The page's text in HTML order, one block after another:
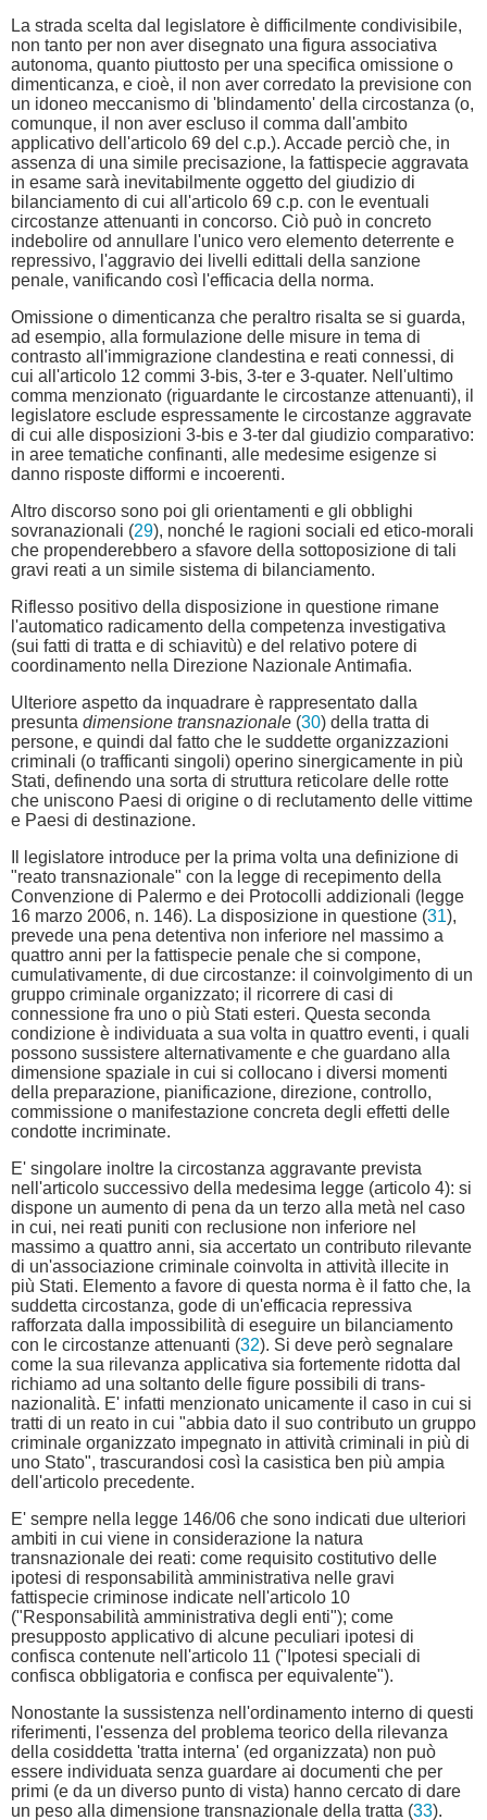
La strada scelta dal legislatore è difficilmente condivisibile,
non tanto per non aver disegnato una figura associativa
autonoma, quanto piuttosto per una specifica omissione o
dimenticanza, e cioè, il non aver corredato la previsione con
un idoneo meccanismo di 'blindamento' della circostanza (o,
comunque, il non aver escluso il comma dall'ambito
applicativo dell'articolo 69 del c.p.). Accade perciò che, in
assenza di una simile precisazione, la fattispecie aggravata
in esame sarà inevitabilmente oggetto del giudizio di
bilanciamento di cui all'articolo 69 c.p. con le eventuali
circostanze attenuanti in concorso. Ciò può in concreto
indebolire od annullare l'unico vero elemento deterrente e
repressivo, l'aggravio dei livelli edittali della sanzione
penale, vanificando così l'efficacia della norma.
Omissione o dimenticanza che peraltro risalta se si guarda,
ad esempio, alla formulazione delle misure in tema di
contrasto all'immigrazione clandestina e reati connessi, di
cui all'articolo 12 commi 3-bis, 3-ter e 3-quater. Nell'ultimo
comma menzionato (riguardante le circostanze attenuanti), il
legislatore esclude espressamente le circostanze aggravate
di cui alle disposizioni 3-bis e 3-ter dal giudizio comparativo:
in aree tematiche confinanti, alle medesime esigenze si
danno risposte difformi e incoerenti.
Altro discorso sono poi gli orientamenti e gli obblighi
sovranazionali (29), nonché le ragioni sociali ed etico-morali
che propenderebbero a sfavore della sottoposizione di tali
gravi reati a un simile sistema di bilanciamento.
Riflesso positivo della disposizione in questione rimane
l'automatico radicamento della competenza investigativa
(sui fatti di tratta e di schiavitù) e del relativo potere di
coordinamento nella Direzione Nazionale Antimafia.
Ulteriore aspetto da inquadrare è rappresentato dalla
presunta dimensione transnazionale (30) della tratta di
persone, e quindi dal fatto che le suddette organizzazioni
criminali (o trafficanti singoli) operino sinergicamente in più
Stati, definendo una sorta di struttura reticolare delle rotte
che uniscono Paesi di origine o di reclutamento delle vittime
e Paesi di destinazione.
Il legislatore introduce per la prima volta una definizione di
"reato transnazionale" con la legge di recepimento della
Convenzione di Palermo e dei Protocolli addizionali (legge
16 marzo 2006, n. 146). La disposizione in questione (31),
prevede una pena detentiva non inferiore nel massimo a
quattro anni per la fattispecie penale che si compone,
cumulativamente, di due circostanze: il coinvolgimento di un
gruppo criminale organizzato; il ricorrere di casi di
connessione fra uno o più Stati esteri. Questa seconda
condizione è individuata a sua volta in quattro eventi, i quali
possono sussistere alternativamente e che guardano alla
dimensione spaziale in cui si collocano i diversi momenti
della preparazione, pianificazione, direzione, controllo,
commissione o manifestazione concreta degli effetti delle
condotte incriminate.
E' singolare inoltre la circostanza aggravante prevista
nell'articolo successivo della medesima legge (articolo 4): si
dispone un aumento di pena da un terzo alla metà nel caso
in cui, nei reati puniti con reclusione non inferiore nel
massimo a quattro anni, sia accertato un contributo rilevante
di un'associazione criminale coinvolta in attività illecite in
più Stati. Elemento a favore di questa norma è il fatto che, la
suddetta circostanza, gode di un'efficacia repressiva
rafforzata dalla impossibilità di eseguire un bilanciamento
con le circostanze attenuanti (32). Si deve però segnalare
come la sua rilevanza applicativa sia fortemente ridotta dal
richiamo ad una soltanto delle figure possibili di trans-
nazionalità. E' infatti menzionato unicamente il caso in cui si
tratti di un reato in cui "abbia dato il suo contributo un gruppo
criminale organizzato impegnato in attività criminali in più di
uno Stato", trascurandosi così la casistica ben più ampia
dell'articolo precedente.
E' sempre nella legge 146/06 che sono indicati due ulteriori
ambiti in cui viene in considerazione la natura
transnazionale dei reati: come requisito costitutivo delle
ipotesi di responsabilità amministrativa nelle gravi
fattispecie criminose indicate nell'articolo 10
("Responsabilità amministrativa degli enti"); come
presupposto applicativo di alcune peculiari ipotesi di
confisca contenute nell'articolo 11 ("Ipotesi speciali di
confisca obbligatoria e confisca per equivalente").
Nonostante la sussistenza nell'ordinamento interno di questi
riferimenti, l'essenza del problema teorico della rilevanza
della cosiddetta 'tratta interna' (ed organizzata) non può
essere individuata senza guardare ai documenti che per
primi (e da un diverso punto di vista) hanno cercato di dare
un peso alla dimensione transnazionale della tratta (33).